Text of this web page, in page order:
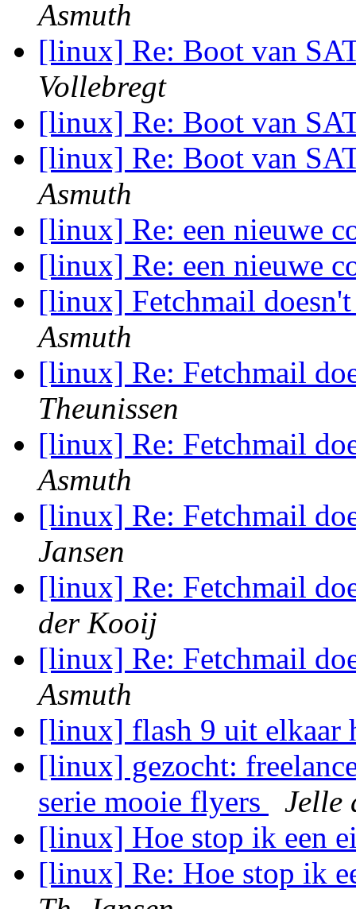
Asmuth
[linux] Re: Boot van
Vollebregt
[linux] Re: Boot van
[linux] Re: Boot van
Asmuth
[linux] Re: een nieuwe
[linux] Re: een nieuwe
[linux] Fetchmail
Asmuth
[linux] Re: Fetchmail
Theunissen
[linux] Re: Fetchmail
Asmuth
[linux] Re: Fetchmail
Jansen
[linux] Re: Fetchmail
der Kooij
[linux] Re: Fetchmail
Asmuth
[linux] flash 9 uit elkaar
[linux] gezocht:
serie mooie flyers
Jelle
[linux] Hoe stop ik een
[linux] Re: Hoe stop ik